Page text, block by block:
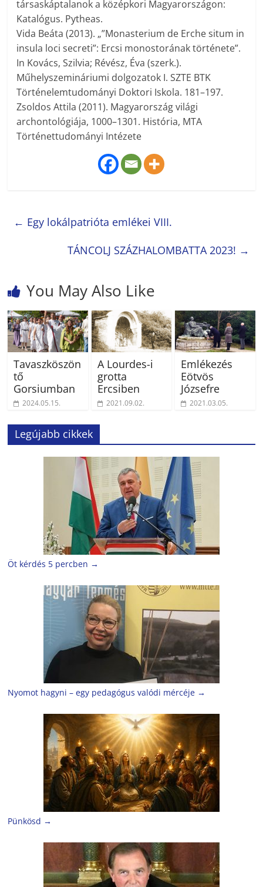
társaskáptalanok a középkori Magyarországon:
Katalógus. Pytheas.
Vida Beáta (2013). „”Monasterium de Erche situm in
insula loci secreti”: Ercsi monostorának története”.
In Kovács, Szilvia; Révész, Éva (szerk.).
Műhelyszemináriumi dolgozatok I. SZTE BTK
Történelemtudományi Doktori Iskola. 181–197.
Zsoldos Attila (2011). Magyarország világi
archontológiája, 1000–1301. História, MTA
Történettudományi Intézete
← Egy lokálpatrióta emlékei VIII.
TÁNCOLJ SZÁZHALOMBATTA 2023! →
You May Also Like
Tavaszköszön
tő
Gorsiumban
2024.05.15.
A Lourdes-i
grotta
Ercsiben
2021.09.02.
Emlékezés
Eötvös
Józsefre
2021.03.05.
Legújabb cikkek
Öt kérdés 5 percben →
Nyomot hagyni – egy pedagógus valódi mércéje →
Pünkösd →